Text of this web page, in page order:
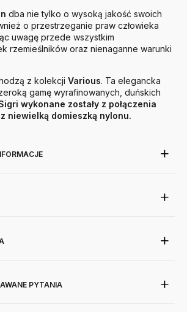
dba nie tylko o wysoką jakość swoich
o przestrzeganie praw człowieka
uwagę przede wszystkim
rzemieślników oraz nienaganne warunki
z kolekcji Various. Ta elegancka
gamę wyrafinowanych, duńskich
wykonane zostały z połączenia
niewielką domieszką nylonu.
PYTANIA